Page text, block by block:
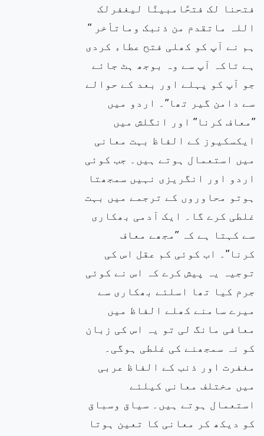
فتحنا لک فتحًامبینًا لیغفرلک
اللہ ماتقدم من ذنبک وماتأخر ”
ہم نے آپ کو کھلی فتح عطاء کردی
ہے تاکہ آپ سے وہ بوجھ ہٹ جائے
جو آپ کو پہلے اور بعد کے حوالے
سے دامن گیر تھا”۔ اردو میں
”معاف کرنا” اور انگلش میں
ایکسکیوز کے الفاظ بہت معانی
میں استعمال ہوتے ہیں۔ جب کوئی
اردو اور انگریزی نہیں سمجھتا
ہوتو محاوروں کے ترجمے میں بہت
غلطی کرے گا۔ ایک آدمی بھکاری
سے کہتا ہے کہ ”مجھے معاف
کرنا”۔ اب کوئی کم عقل اس کی
توجیہ یہ پیش کرے کہ اس نے کوئی
جرم کیا تھا اسلئے بھکاری سے
میرے سامنے کھلے الفاظ میں
معافی مانگ لی تو یہ اس کی زبان
کو نہ سمجھنے کی غلطی ہوگی۔
مغفرت اور ذنب کے الفاظ عربی
میں مختلف معانی کیلئے
استعمال ہوتے ہیں۔ سیاق وسباق
کو دیکھ کر معانی کا تعین ہوتا